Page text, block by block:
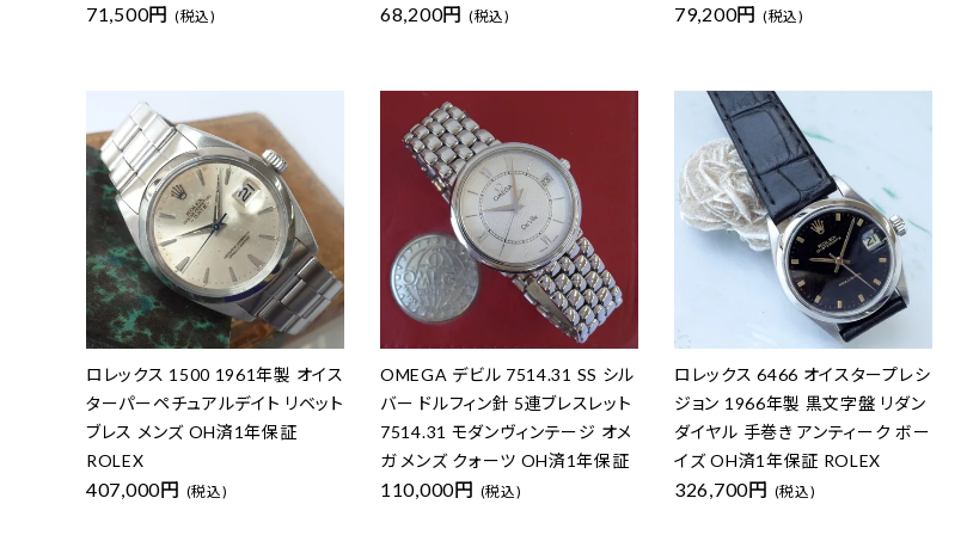
71,500円 (税込) 68,200円 (税込) 79,200円 (税込)
ロレックス 1500 1961年製 オイス
ターパーペチュアルデイト リベット
ブレス メンズ OH済1年保証
ROLEX
407,000円 (税込)
OMEGA デビル 7514.31 SS シル
バー ドルフィン針 5連ブレスレット
7514.31 モダンヴィンテージ オメ
ガ メンズ クォーツ OH済1年保証
110,000円 (税込)
ロレックス 6466 オイスタープレシ
ジョン 1966年製 黒文字盤 リダン
ダイヤル 手巻き アンティーク ボー
イズ OH済1年保証 ROLEX
326,700円 (税込)